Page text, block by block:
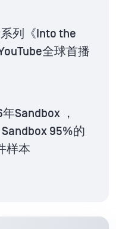
系列《Into the
全球首播
Sandbox ，
95%的
样本